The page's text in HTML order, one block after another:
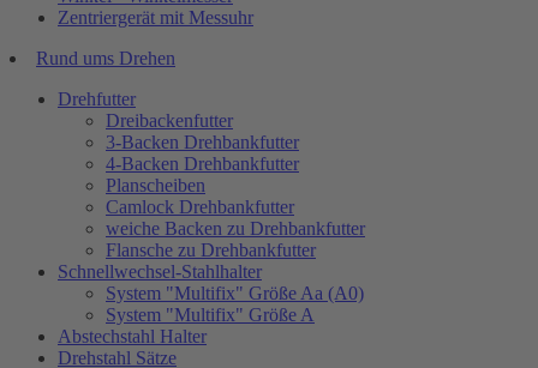
Zentriergerät mit Messuhr
Rund ums Drehen
Drehfutter
Dreibackenfutter
3-Backen Drehbankfutter
4-Backen Drehbankfutter
Planscheiben
Camlock Drehbankfutter
weiche Backen zu Drehbankfutter
Flansche zu Drehbankfutter
Schnellwechsel-Stahlhalter
System "Multifix" Größe Aa (A0)
System "Multifix" Größe A
Abstechstahl Halter
Drehstahl Sätze